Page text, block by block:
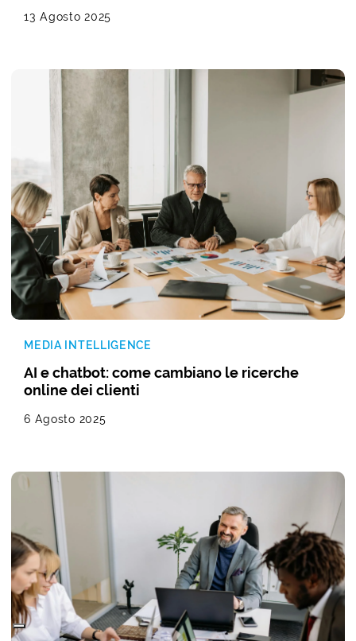
13 Agosto 2025
MEDIA INTELLIGENCE
AI e chatbot: come cambiano le ricerche
online dei clienti
6 Agosto 2025